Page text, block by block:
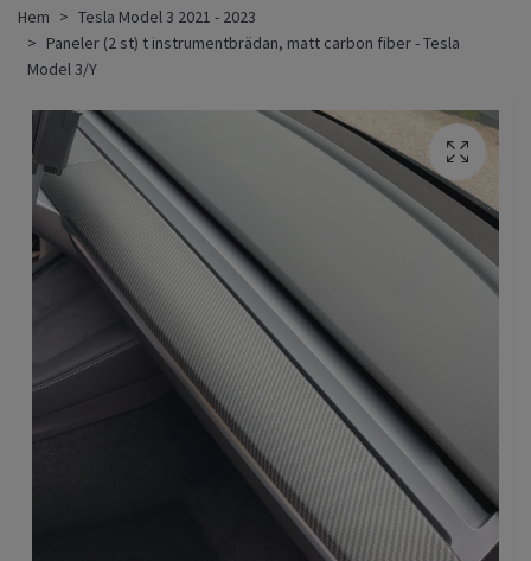
Hem
Tesla Model 3 2021 - 2023
Paneler (2 st) t instrumentbrädan, matt carbon fiber - Tesla
Model 3/Y